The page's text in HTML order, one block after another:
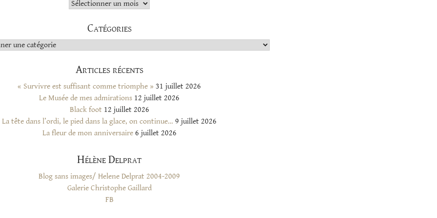
Archives
Catégories
Articles récents
« Survivre est suffisant comme triomphe » 31 juillet 2026
Le Musée de mes admirations 12 juillet 2026
Black foot 12 juillet 2026
La tête dans l’ordi, le pied dans la glace, on continue… 9 juillet 2026
La fleur de mon anniversaire 6 juillet 2026
Hélène Delprat
Blog sans images/ Helene Delprat 2004-2009
Galerie Christophe Gaillard
FB